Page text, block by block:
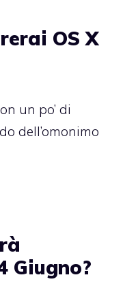
OS X
un po’ di
dell’omonimo
Giugno?